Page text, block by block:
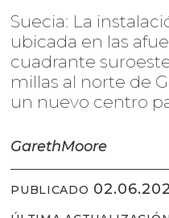
Suecia: La
ubicada en las
cuadrante
millas al norte de
un nuevo centro
GarethMoore
PUBLICADO